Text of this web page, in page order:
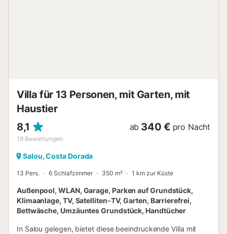
Villa für 13 Personen, mit Garten, mit
Haustier
8,1
19 Bewertungen
ab 340 € pro Nacht
Salou, Costa Dorada
13 Pers. 6 Schlafzimmer 350 m² 1 km zur Küste
Außenpool, WLAN, Garage, Parken auf Grundstück,
Klimaanlage, TV, Satelliten-TV, Garten, Barrierefrei,
Bettwäsche, Umzäuntes Grundstück, Handtücher
In Salou gelegen, bietet diese beeindruckende Villa mit